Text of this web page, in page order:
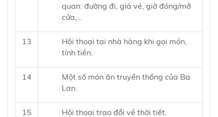
quan: đường đi, giá vé, giờ đóng/mở
cửa,…
13
Hội thoại tại nhà hàng khi gọi món,
tính tiền.
14
Một số món ăn truyền thống của Ba
Lan.
15 Hội thoại trao đổi về thời tiết.